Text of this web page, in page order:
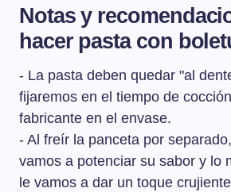
Notas y
hacer pasta con
- La pasta deben quedar "al
fijaremos en el tiempo de
fabricante en el envase.
- Al freír la panceta por
vamos a potenciar su sabor y lo
le vamos a dar un toque